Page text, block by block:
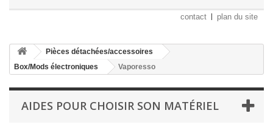
contact plan du site
Pièces détachées/accessoires
Box/Mods électroniques
Vaporesso
AIDES POUR CHOISIR SON MATÉRIEL